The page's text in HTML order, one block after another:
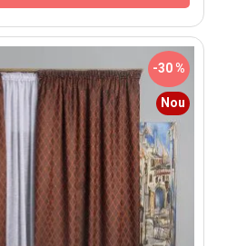
Nou
-30 %